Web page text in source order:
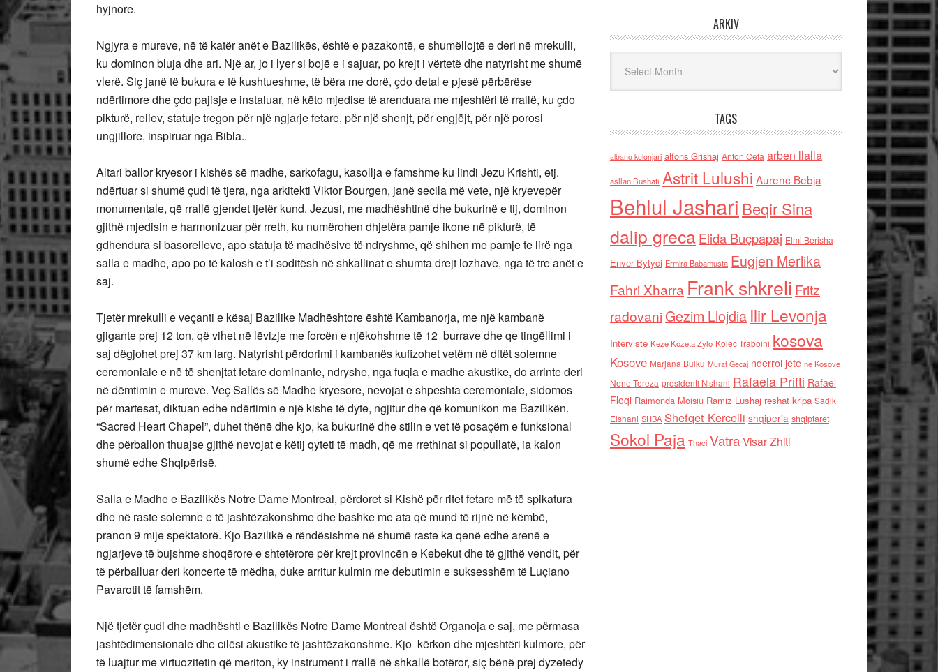
hyjnore.
Ngjyra e mureve, në të katër anët e Bazilikës, është e pazakontë, e shumëllojtë e deri në mrekulli,
ku dominon bluja dhe ari. Një ar, jo i lyer si bojë e i sajuar, po krejt i vërtetë dhe natyrisht me shumë
vlerë. Siç janë të bukura e të kushtueshme, të bëra me dorë, çdo detal e pjesë përbërëse
ndërtimore dhe çdo pajisje e instaluar, në këto mjedise të arenduara me mjeshtëri të rrallë, ku çdo
pikturë, reliev, statuje tregon për një ngjarje fetare, për një shenjt, për engjëjt, për një porosi
ungjillore, inspiruar nga Bibla..
Altari ballor kryesor i kishës së madhe, sarkofagu, kasollja e famshme ku lindi Jezu Krishti, etj.
ndërtuar si shumë çudi të tjera, nga arkitekti Viktor Bourgen, janë secila më vete, një kryevepër
monumentale, që rrallë gjendet tjetër kund. Jezusi, me madhështinë dhe bukurinë e tij, dominon
gjithë mjedisin e harmonizuar për rreth, ku numërohen dhjetëra pamje ikone në pikturë, të
gdhendura si basorelieve, apo statuja të madhësive të ndryshme, që shihen me pamje te lirë nga
salla e madhe, apo po të kalosh e t’i soditësh në shkallinat e shumta drejt lozhave, nga të tre anët e
saj.
Tjetër mrekulli e veçanti e kësaj Bazilike Madhështore është Kambanorja, me një kambanë
gjigante prej 12 ton, që vihet në lëvizje me forcën e njëkohshme të 12 burrave dhe qe tingëllimi i
saj dëgjohet prej 37 km larg. Natyrisht përdorimi i kambanës kufizohet vetëm në ditët solemne
ceremoniale e në të shenjtat fetare dominante, ndryshe, nga fuqia e madhe akustike, do arrinte deri
në dëmtimin e mureve. Veç Sallës së Madhe kryesore, nevojat e shpeshta ceremoniale, sidomos
për martesat, diktuan edhe ndërtimin e një kishe të dyte, ngjitur dhe që komunikon me Bazilikën.
“Sacred Heart Chapel”, duhet thënë dhe kjo, ka bukurinë dhe stilin e vet të posaçëm e funksional
dhe përballon thuajse gjithë nevojat e këtij qyteti të madh, që me rrethinat si popullatë, ia kalon
shumë edhe Shqipërisë.
Salla e Madhe e Bazilikës Notre Dame Montreal, përdoret si Kishë për ritet fetare më të spikatura
dhe në raste solemne e të jashtëzakonshme dhe bashke me ata që mund të rijnë në këmbë,
pranon 9 mije spektatorë. Kjo Bazilikë e rëndësishme në shumë raste ka qenë edhe arenë e
ngjarjeve të bujshme shoqërore e shtetërore për krejt provincën e Kebekut dhe të gjithë vendit, për
të përballuar deri koncerte të mëdha, duke arritur kulmin me debutimin e suksesshëm të Luçiano
Pavarotit të famshëm.
Një tjetër çudi dhe madhështi e Bazilikës Notre Dame Montreal është Organoja e saj, me përmasa
jashtëdimensionale dhe cilësi akustike të jashtëzakonshme. Kjo kërkon dhe mjeshtëri kulmore, për
të luajtur me virtuozitetin që meriton, ky instrument i rrallë në shkallë botëror, siç bënë prej dyzetedy
ARKIV
TAGS
albano kolonjari alfons Grishaj Anton Cefa arben llalla
asllan Bushati Astrit Lulushi Aurenc Bebja
Behlul Jashari Beqir Sina
dalip grecaElida Buçpapaj Elmi Berisha
Enver Bytyci Ermira Babamusta Eugjen Merlika
Fahri Xharra Frank shkreli Fritz
radovaniGezim Llojdia Ilir Levonja
Interviste Keze Kozeta Zylo Kolec Traboini kosova
Kosove Marjana Bulku Murat Gecaj nderroi jete ne Kosove
Nene Tereza presidenti Nishani Rafaela Prifti Rafael
Floqi Raimonda Moisiu Ramiz Lushaj reshat kripa Sadik
Elshani SHBA Shefqet Kercelli shqiperia shqiptaret
Sokol Paja Thaci VatraVisar Zhiti